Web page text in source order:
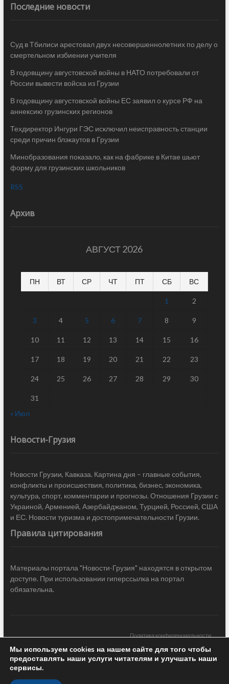
Последние новости
Суд в Тбилиси арестовал двух несовершеннолетних по делу о
смертельном избиении учителя
В годовщину августовской войны в НАТО потребовали от
России вывести войска из Грузии
В годовщину августовской войны ЕС заявил о курсе РФ на
аннексию грузинских регионов
Техдиректор Ингури ГЭС исключил неисправность станции
среди причин блэкаутов в Грузии
Минобразования показало, как на фабрике в Китае шьют
форму для грузинских школьников
RSS
Архив
АВГУСТ 2026
ПН ВТ СР ЧТ ПТ СБ ВС
1 2
3 4 5 6 7 8 9
10 11 12 13 14 15 16
17 18 19 20 21 22 23
24 25 26 27 28 29 30
31
« Июл
Новости-Грузия
Новости Грузии, Кавказа. Картина дня – главные события,
конфликты и происшествия, политика, бизнес, экономика,
культура, спорт, комментарии и прогнозы. Отношения Грузии с
Украиной, Арменией, Азербайджаном, Турцией, Россией, США
и ЕС. Новости туризма и достопримечательности Грузии.
Правила цитирования
Материалы портала "Новости-Грузия" находятся в открытом
доступе. При использовании гиперссылка на портал
обязательна.
Политика конфиденциальности
Новости Грузии| Black Sea Press LTD © 2020 All Rights Reserved /
Design & development —
Мы используем cookies на нашем сайте для того чтобы
предоставлять наши услуги читателям и улучшать наши
сервисы.